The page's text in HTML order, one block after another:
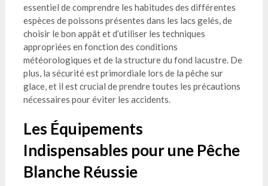
essentiel de comprendre les habitudes des différentes
espèces de poissons présentes dans les lacs gelés, de
choisir le bon appât et d’utiliser les techniques
appropriées en fonction des conditions
météorologiques et de la structure du fond lacustre. De
plus, la sécurité est primordiale lors de la pêche sur
glace, et il est crucial de prendre toutes les précautions
nécessaires pour éviter les accidents.
Les Équipements
Indispensables pour une Pêche
Blanche Réussie